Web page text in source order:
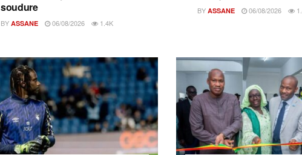
soudure
BY ASSANE 06/08/2026 1.4K
BY ASSANE 06/08/2026